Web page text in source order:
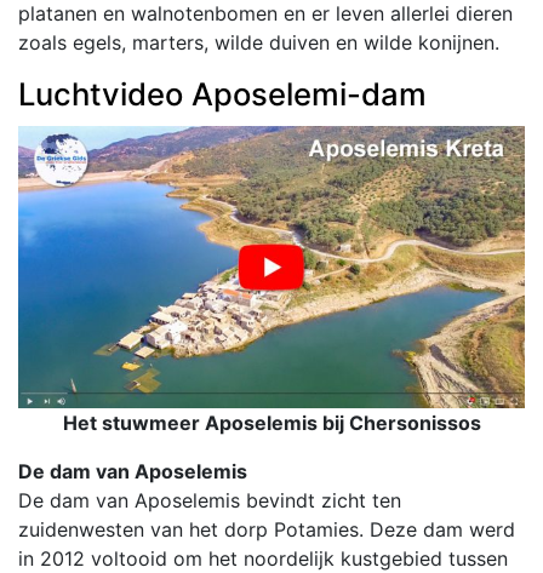
platanen en walnotenbomen en er leven allerlei dieren
zoals egels, marters, wilde duiven en wilde konijnen.
Luchtvideo Aposelemi-dam
Het stuwmeer Aposelemis bij Chersonissos
De dam van Aposelemis
De dam van Aposelemis bevindt zicht ten
zuidenwesten van het dorp Potamies. Deze dam werd
in 2012 voltooid om het noordelijk kustgebied tussen